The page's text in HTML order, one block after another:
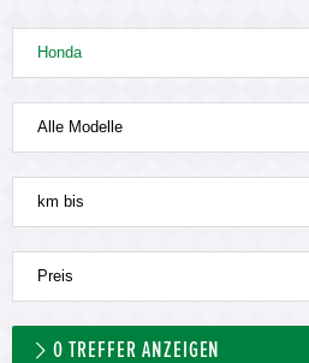
Honda
Alle Modelle
km bis
Preis
0 TREFFER ANZEIGEN